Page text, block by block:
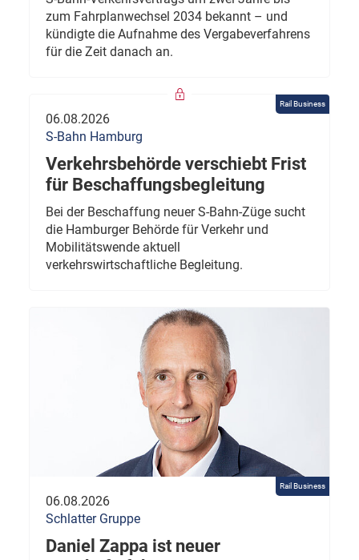
zum Fahrplanwechsel 2034 bekannt – und
kündigte die Aufnahme des Vergabeverfahrens
für die Zeit danach an.
Rail Business
06.08.2026
S-Bahn Hamburg
Verkehrsbehörde verschiebt Frist
für Beschaffungsbegleitung
Bei der Beschaffung neuer S-Bahn-Züge sucht
die Hamburger Behörde für Verkehr und
Mobilitätswende aktuell
verkehrswirtschaftliche Begleitung.
Rail Business
06.08.2026
Schlatter Gruppe
Daniel Zappa ist neuer